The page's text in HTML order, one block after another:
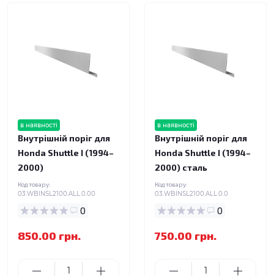
в наявності
Внутрішній поріг для
Honda Shuttle I (1994–
2000)
Код товару:
03.WBINSL2100.ALL.0.00
0
850.00 грн.
в наявності
Внутрішній поріг для
Honda Shuttle I (1994–
2000) сталь
Код товару:
03.WBINSL2100.ALL.0.0
0
750.00 грн.